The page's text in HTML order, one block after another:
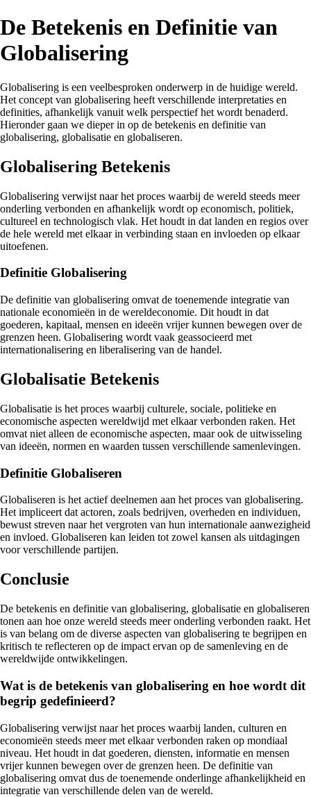
De Betekenis en Definitie van
Globalisering
Globalisering is een veelbesproken onderwerp in de huidige wereld.
Het concept van globalisering heeft verschillende interpretaties en
definities, afhankelijk vanuit welk perspectief het wordt benaderd.
Hieronder gaan we dieper in op de betekenis en definitie van
globalisering, globalisatie en globaliseren.
Globalisering Betekenis
Globalisering verwijst naar het proces waarbij de wereld steeds meer
onderling verbonden en afhankelijk wordt op economisch, politiek,
cultureel en technologisch vlak. Het houdt in dat landen en regios over
de hele wereld met elkaar in verbinding staan en invloeden op elkaar
uitoefenen.
Definitie Globalisering
De definitie van globalisering omvat de toenemende integratie van
nationale economieën in de wereldeconomie. Dit houdt in dat
goederen, kapitaal, mensen en ideeën vrijer kunnen bewegen over de
grenzen heen. Globalisering wordt vaak geassocieerd met
internationalisering en liberalisering van de handel.
Globalisatie Betekenis
Globalisatie is het proces waarbij culturele, sociale, politieke en
economische aspecten wereldwijd met elkaar verbonden raken. Het
omvat niet alleen de economische aspecten, maar ook de uitwisseling
van ideeën, normen en waarden tussen verschillende samenlevingen.
Definitie Globaliseren
Globaliseren is het actief deelnemen aan het proces van globalisering.
Het impliceert dat actoren, zoals bedrijven, overheden en individuen,
bewust streven naar het vergroten van hun internationale aanwezigheid
en invloed. Globaliseren kan leiden tot zowel kansen als uitdagingen
voor verschillende partijen.
Conclusie
De betekenis en definitie van globalisering, globalisatie en globaliseren
tonen aan hoe onze wereld steeds meer onderling verbonden raakt. Het
is van belang om de diverse aspecten van globalisering te begrijpen en
kritisch te reflecteren op de impact ervan op de samenleving en de
wereldwijde ontwikkelingen.
Wat is de betekenis van globalisering en hoe wordt dit
begrip gedefinieerd?
Globalisering verwijst naar het proces waarbij landen, culturen en
economieën steeds meer met elkaar verbonden raken op mondiaal
niveau. Het houdt in dat goederen, diensten, informatie en mensen
vrijer kunnen bewegen over de grenzen heen. De definitie van
globalisering omvat dus de toenemende onderlinge afhankelijkheid en
integratie van verschillende delen van de wereld.